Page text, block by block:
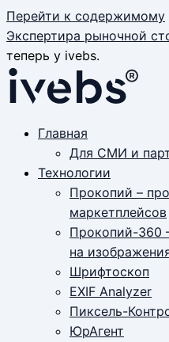
Перейти к содержимому
Экспертира рыночной
теперь у ivebs.
Главная
Для СМИ и
Технологии
Прокопий –
маркетплейсов
Прокопий-360
на
Шрифтоскоп
EXIF Analyzer
Пиксель-
ЮрАгент